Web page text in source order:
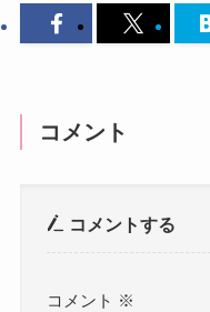
コメント
コメントする
コメント ※